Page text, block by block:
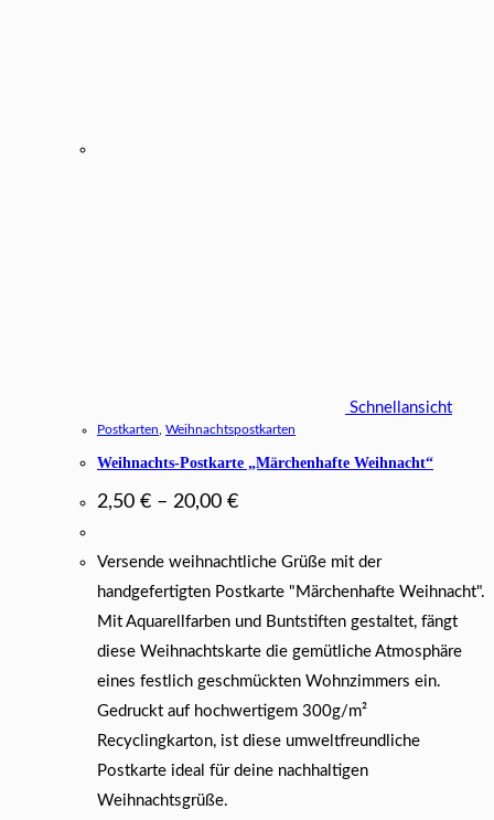
Schnellansicht
Postkarten Weihnachtspostkarten
Weihnachts-Postkarte „Märchenhafte Weihnacht“
2,50 € – 20,00 €
Versende weihnachtliche Grüße mit der
handgefertigten Postkarte "Märchenhafte Weihnacht".
Mit Aquarellfarben und Buntstiften gestaltet, fängt
diese Weihnachtskarte die gemütliche Atmosphäre
eines festlich geschmückten Wohnzimmers ein.
Gedruckt auf hochwertigem 300g/m²
Recyclingkarton, ist diese umweltfreundliche
Postkarte ideal für deine nachhaltigen
Weihnachtsgrüße.